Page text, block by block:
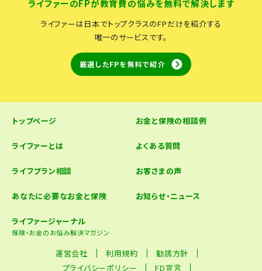
ライファーのFPが教育費の悩みを無料で解決します
ライファーは日本でトップクラスのFPだけを紹介する
唯一のサービスです。
厳選したFPを無料で紹介
トップページ
ライファーとは
ライフプラン相談
あなたに必要なお金と保険
お金と保険の相談例
よくある質問
お客さまの声
お知らせ・ニュース
ライファージャーナル
保険・お金のお悩み解決マガジン
運営会社 利用規約
勧誘方針
プライバシーポリシー
FD宣言